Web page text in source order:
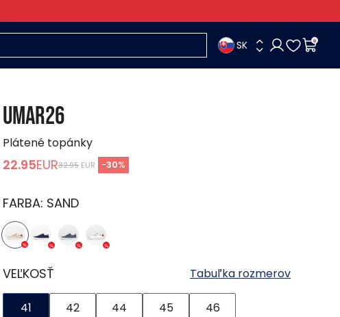
SK 0
UMAR26
Plátené topánky
22.95EUR32.95 EUR -30%
FARBA: SAND
VEĽKOSŤ Tabuľka rozmerov
41 42 44 45 46